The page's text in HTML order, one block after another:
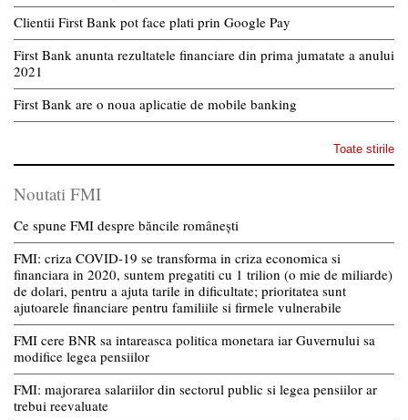
Clientii First Bank pot face plati prin Google Pay
First Bank anunta rezultatele financiare din prima jumatate a anului
2021
First Bank are o noua aplicatie de mobile banking
Toate stirile
Noutati FMI
Ce spune FMI despre băncile românești
FMI: criza COVID-19 se transforma in criza economica si
financiara in 2020, suntem pregatiti cu 1 trilion (o mie de miliarde)
de dolari, pentru a ajuta tarile in dificultate; prioritatea sunt
ajutoarele financiare pentru familiile si firmele vulnerabile
FMI cere BNR sa intareasca politica monetara iar Guvernului sa
modifice legea pensiilor
FMI: majorarea salariilor din sectorul public si legea pensiilor ar
trebui reevaluate